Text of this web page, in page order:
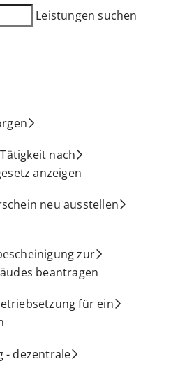
Leistungen suchen
nach
anzeigen
neu ausstellen
zur
beantragen
für ein
- dezentrale